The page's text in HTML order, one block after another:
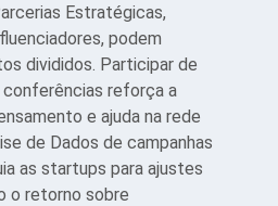
Estratégicas,
podem
divididos. Participar de
reforça a
e ajuda na rede
de Dados de campanhas
as startups para ajustes
o retorno sobre